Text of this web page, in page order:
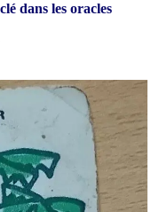
dans les oracles